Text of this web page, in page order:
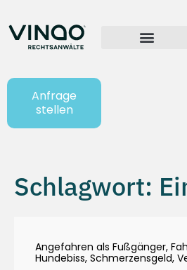
Anfrage
stellen
Schlagwort:
Angefahren als Fußgänger,
Hundebiss, Schmerzensgeld,